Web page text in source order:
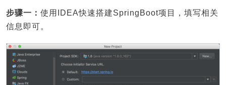
步骤一： 使用IDEA快速搭建SpringBoot项目，填写相关
信息即可。